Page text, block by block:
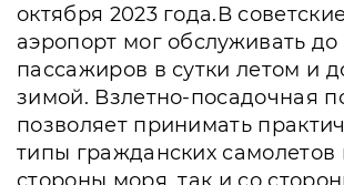
октября 2023 года.В
аэропорт мог обслуживать до
пассажиров в сутки летом и
зимой. Взлетно-посадочная
позволяет принимать
типы гражданских самолетов